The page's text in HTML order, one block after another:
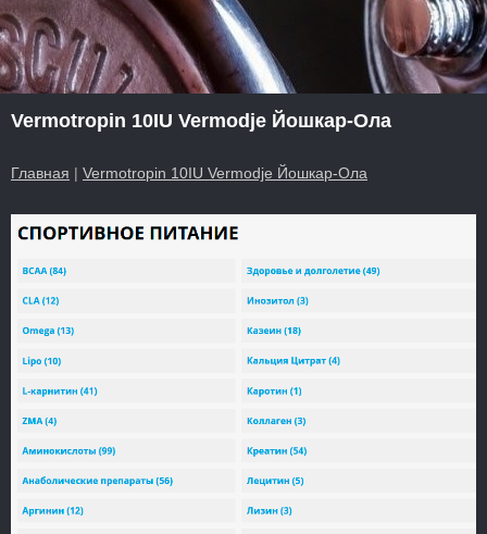
Vermotropin 10IU Vermodje Йошкар-Ола
Главная | Vermotropin 10IU Vermodje Йошкар-Ола